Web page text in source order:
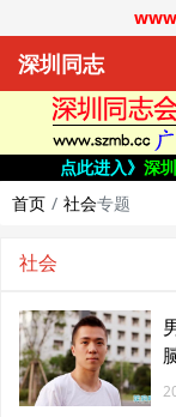
深圳同志
点此进入》 深
首页
社会专题
社会